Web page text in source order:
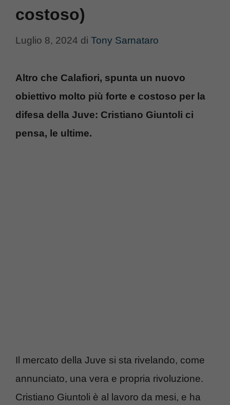
costoso)
Luglio 8, 2024 di Tony Sarnataro
Altro che Calafiori, spunta un nuovo
obiettivo molto più forte e costoso per la
difesa della Juve: Cristiano Giuntoli ci
pensa, le ultime.
Il mercato della Juve si sta rivelando, come
annunciato, una vera e propria rivoluzione.
Cristiano Giuntoli è al lavoro da mesi, e ha